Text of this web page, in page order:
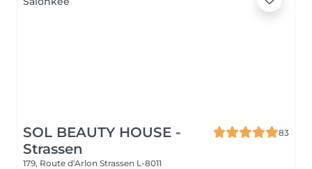
SOL BEAUTY HOUSE -
Strassen
83
179, Route d'Arlon Strassen L-8011